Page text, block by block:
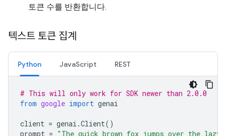
토큰 수를 반환합니다.
텍스트 토큰 집계
Python JavaScript REST
# This will only work for SDK newer than 2.0.0
from google import genai
client = genai .Client()
prompt = "The quick brown fox jumps over the lazy